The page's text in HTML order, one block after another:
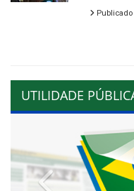
UTILIDADE
Previous